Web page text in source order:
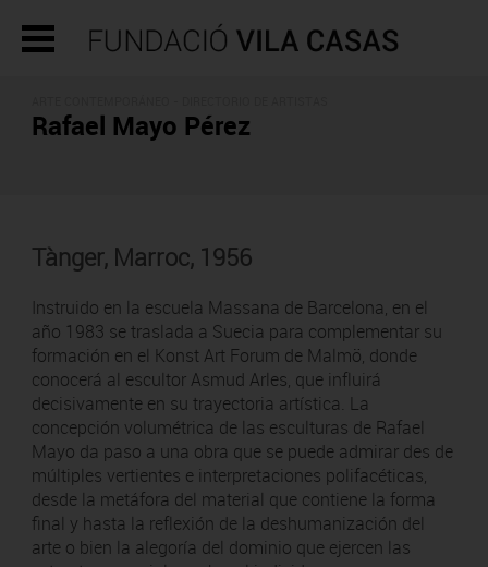
Rafael Mayo Pérez
Tànger, Marroc, 1956
Instruido en la escuela Massana de Barcelona, en el
año 1983 se traslada a Suecia para complementar su
formación en el Konst Art Forum de Malmö, donde
conocerá al escultor Asmud Arles, que influirá
decisivamente en su trayectoria artística. La
concepción volumétrica de las esculturas de Rafael
Mayo da paso a una obra que se puede admirar des de
múltiples vertientes e interpretaciones polifacéticas,
desde la metáfora del material que contiene la forma
final y hasta la reflexión de la deshumanización del
arte o bien la alegoría del dominio que ejercen las